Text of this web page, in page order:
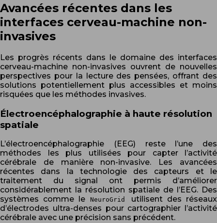
Avancées récentes dans les
interfaces cerveau-machine non-
invasives
Les progrès récents dans le domaine des interfaces
cerveau-machine non-invasives ouvrent de nouvelles
perspectives pour la lecture des pensées, offrant des
solutions potentiellement plus accessibles et moins
risquées que les méthodes invasives.
Électroencéphalographie à haute résolution
spatiale
L’électroencéphalographie (EEG) reste l’une des
méthodes les plus utilisées pour capter l’activité
cérébrale de manière non-invasive. Les avancées
récentes dans la technologie des capteurs et le
traitement du signal ont permis d’améliorer
considérablement la résolution spatiale de l’EEG. Des
systèmes comme le
NeuroGrid utilisent des réseaux
d’électrodes ultra-denses pour cartographier l’activité
cérébrale avec une précision sans précédent.